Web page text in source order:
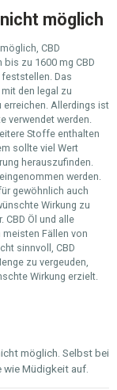
möglich
CBD
zu 1600 mg CBD
Das
den legal zu
erreichen. Allerdings ist
verwendet werden.
Stoffe enthalten
sollte viel Wert
herauszufinden.
werden.
gewöhnlich auch
Wirkung zu
CBD Öl und alle
meisten Fällen von
sinnvoll, CBD
zu vergeuden,
Wirkung erzielt.
möglich. Selbst bei
Müdigkeit auf.